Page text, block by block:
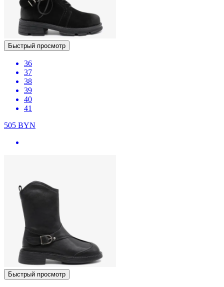
Быстрый просмотр
36
37
38
39
40
41
505 BYN
Быстрый просмотр